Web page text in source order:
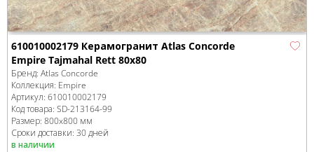
610010002179 Керамогранит Atlas Concorde
Empire Tajmahal Rett 80x80
Бренд: Atlas Concorde
Коллекция: Empire
Артикул: 610010002179
Код товара: SD-213164-99
Размер: 800x800 мм
Сроки доставки: 30 дней
в наличии